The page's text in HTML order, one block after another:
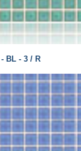
- BL - 3 / R